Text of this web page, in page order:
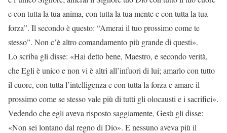
e con tutta la tua anima, con tutta la tua mente e con tutta la tua
forza”. Il secondo è questo: “Amerai il tuo prossimo come te
stesso”. Non c’è altro comandamento più grande di questi».
Lo scriba gli disse: «Hai detto bene, Maestro, e secondo verità,
che Egli è unico e non vi è altri all’infuori di lui; amarlo con tutto
il cuore, con tutta l’intelligenza e con tutta la forza e amare il
prossimo come se stesso vale più di tutti gli olocausti e i sacrifici».
Vedendo che egli aveva risposto saggiamente, Gesù gli disse:
«Non sei lontano dal regno di Dio». E nessuno aveva più il